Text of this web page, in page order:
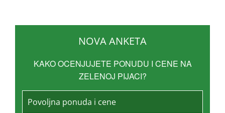
NOVA ANKETA
KAKO OCENJUJETE PONUDU I CENE NA
ZELENOJ PIJACI?
Povoljna ponuda i cene